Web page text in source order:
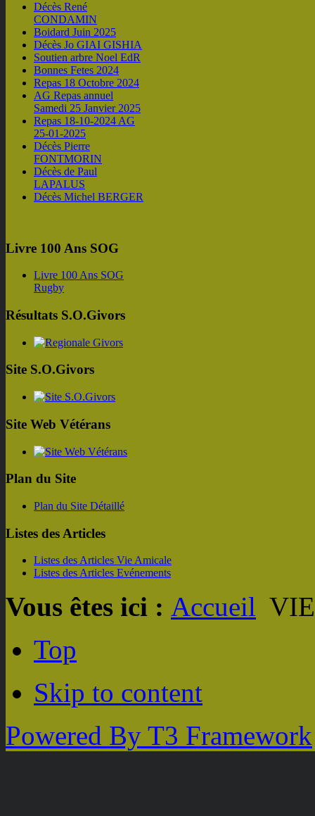
Décès René
CONDAMIN
Boidard Juin 2025
Décès Jo GIAI GISHIA
Soutien arbre Noel EdR
Bonnes Fetes 2024
Repas 18 Octobre 2024
AG Repas annuel
Samedi 25 Janvier 2025
Repas 18-10-2024 AG
25-01-2025
Décès Pierre
FONTMORIN
Décès de Paul
LAPALUS
Décès Michel BERGER
Livre 100 Ans SOG
Livre 100 Ans SOG
Rugby
Résultats S.O.Givors
Site S.O.Givors
Site Web Vétérans
Plan du Site
Plan du Site Détaillé
Listes des Articles
Listes des Articles Vie Amicale
Listes des Articles Evénements
Vous êtes ici : Accueil
Top
Skip to content
Powered By T3 Framework